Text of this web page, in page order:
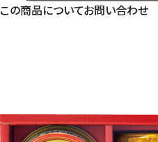
この商品についてお問い合わせ